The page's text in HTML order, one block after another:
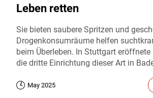
Leben retten
Sie bieten saubere Spritzen und
Drogenkonsumräume helfen
beim Überleben. In Stuttgart
die dritte Einrichtung dieser Art in
May 2025